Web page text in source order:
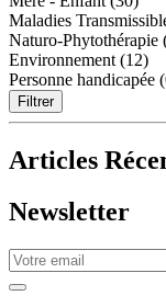
Maladies
Naturo-Phytothérapie
Environnement (12)
Personne handicapée
Filtrer
Articles
Newsletter